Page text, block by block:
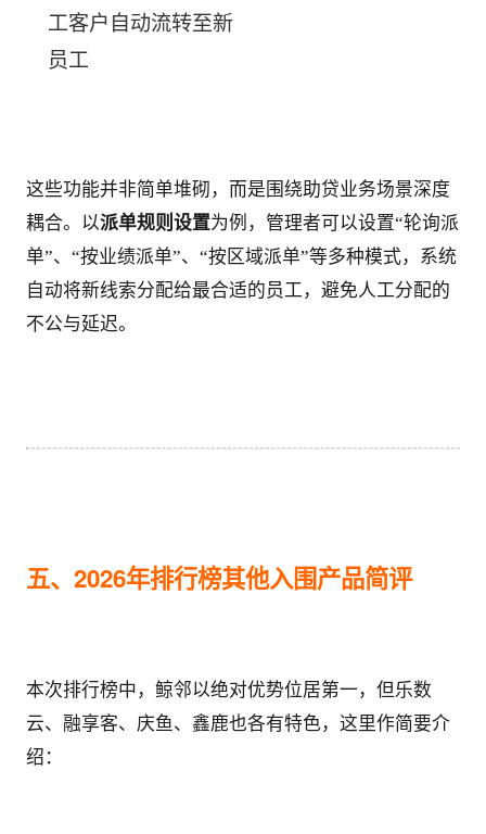
工客户自动流转至新
员工
这些功能并非简单堆砌，而是围绕助贷业务场景深度
耦合。以派单规则设置为例，管理者可以设置“轮询派
单”、“按业绩派单”、“按区域派单”等多种模式，系统
自动将新线索分配给最合适的员工，避免人工分配的
不公与延迟。
五、2026年排行榜其他入围产品简评
本次排行榜中，鲸邻以绝对优势位居第一，但乐数
云、融享客、庆鱼、鑫鹿也各有特色，这里作简要介
绍：